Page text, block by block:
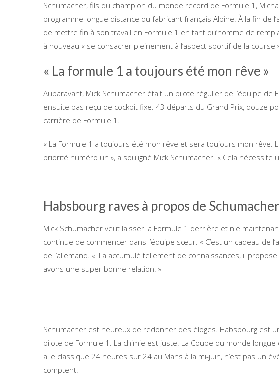
Schumacher, fils du champion du monde record de Formule 1,
programme longue distance du fabricant français Alpine. À la fin de
de mettre fin à son travail en Formule 1 en tant qu’homme de
à nouveau « se consacrer pleinement à l’aspect sportif de la
« La formule 1 a toujours été mon rêve »
Auparavant, Mick Schumacher était un pilote régulier de l’équipe de
ensuite pas reçu de cockpit fixe. 43 départs du Grand Prix, douze
carrière de Formule 1.
« La Formule 1 a toujours été mon rêve et sera toujours mon rêve.
priorité numéro un », a souligné Mick Schumacher. « Cela nécessite
Habsbourg raves à propos de Schumacher
Mick Schumacher veut laisser la Formule 1 derrière et nie
continue de commencer dans l’équipe sœur. « C’est un cadeau de
de l’allemand. « Il a accumulé tellement de connaissances, il
avons une super bonne relation. »
Schumacher est heureux de redonner des éloges. Habsbourg est
pilote de Formule 1. La chimie est juste. La Coupe du monde
a le classique 24 heures sur 24 au Mans à la mi-juin, n’est pas un
comptent.